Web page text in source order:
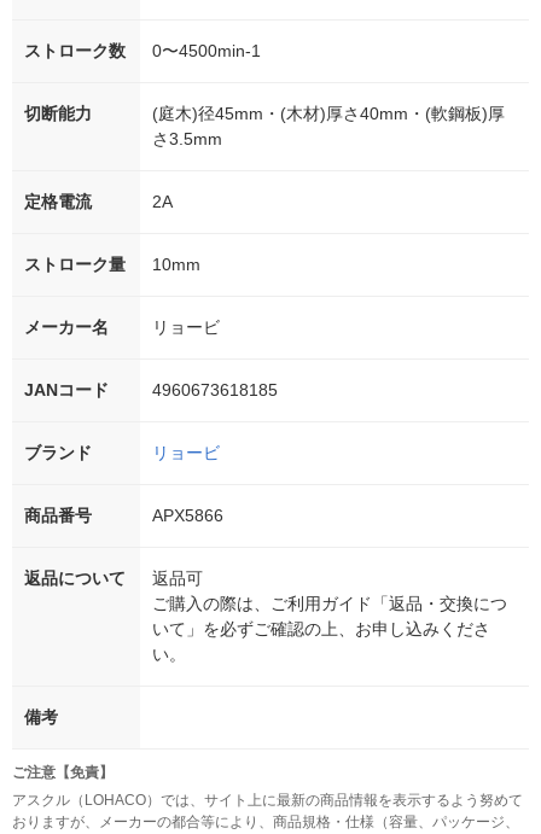
ストローク数 0〜4500min-1
切断能力
(庭木)径45mm・(木材)厚さ40mm・(軟鋼板)厚
さ3.5mm
定格電流 2A
ストローク量 10mm
メーカー名 リョービ
JANコード 4960673618185
ブランド リョービ
商品番号 APX5866
返品について
返品可
ご購入の際は、ご利用ガイド「返品・交換につ
いて」を必ずご確認の上、お申し込みくださ
い。
備考
ご注意【免責】
アスクル（LOHACO）では、サイト上に最新の商品情報を表示するよう努めて
おりますが、メーカーの都合等により、商品規格・仕様（容量、パッケージ、